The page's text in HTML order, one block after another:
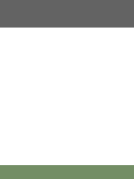
al